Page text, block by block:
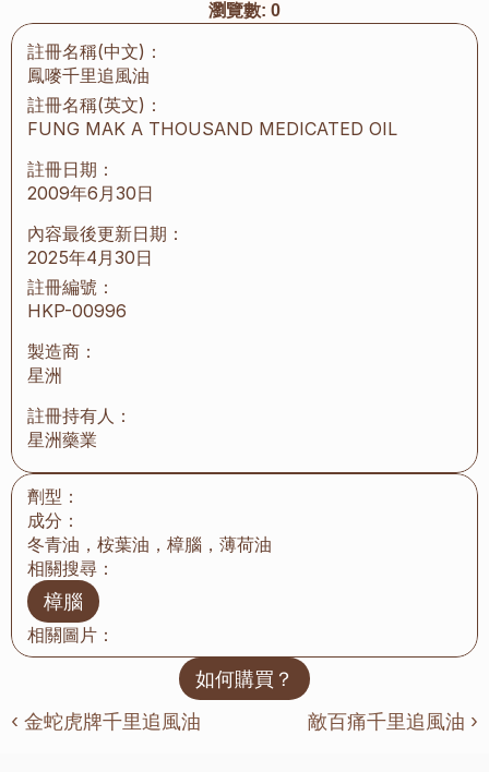
瀏覽數: 0
註冊名稱(中文)：
鳳嘜千里追風油
註冊名稱(英文)：
FUNG MAK A THOUSAND MEDICATED OIL
註冊日期：
2009年6月30日
內容最後更新日期：
2025年4月30日
註冊編號：
HKP-00996
製造商：
星洲
註冊持有人：
星洲藥業
劑型：
成分：
冬青油，桉葉油，樟腦，薄荷油
相關搜尋：
樟腦
相關圖片：
如何購買？
‹ 金蛇虎牌千里追風油
敵百痛千里追風油 ›